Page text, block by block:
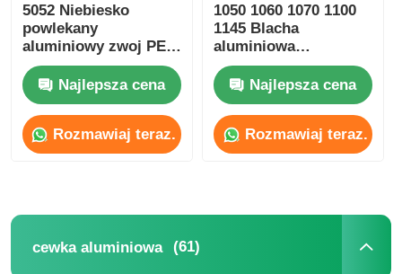
aluminiowa płyta
Koło aluminiowe
Kolorowa cewka aluminiowa
Cewka z taśmy aluminiowej
5052 Niebiesko
powlekany
aluminiowy zwoj PE
PVDF do płytek
dachowych 0,6 mm
Najlepsza cena
Rozmawiaj teraz.
1050 1060 1070 1100
1145 Blacha
aluminiowa
powlekana
kolorystycznie,
szerokość 100mm-
2600mm
Najlepsza cena
Rozmawiaj teraz.
cewka aluminiowa (61)